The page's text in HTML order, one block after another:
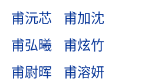
甫沅芯
甫加沈
甫弘曦
甫炫竹
甫尉晖
甫溶妍